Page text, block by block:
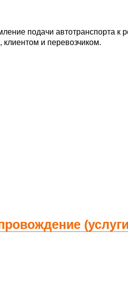
подачи автотранспорта к
и перевозчиком.